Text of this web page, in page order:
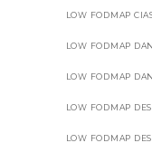
LOW FODMAP
LOW FODMAP
LOW FODMAP
LOW FODMAP
LOW FODMAP